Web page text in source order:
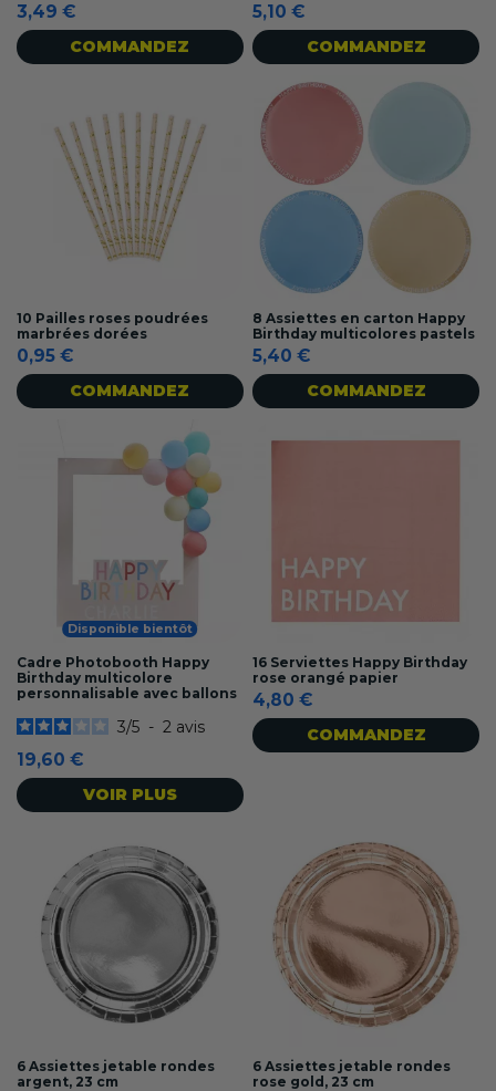
3,49 €
COMMANDEZ
5,10 €
COMMANDEZ
10 Pailles roses poudrées
marbrées dorées
0,95 €
COMMANDEZ
8 Assiettes en carton Happy
Birthday multicolores pastels
5,40 €
COMMANDEZ
Disponible bientôt
Cadre Photobooth Happy
Birthday multicolore
personnalisable avec ballons
3/5 - 2 avis
19,60 €
VOIR PLUS
16 Serviettes Happy Birthday
rose orangé papier
4,80 €
COMMANDEZ
6 Assiettes jetable rondes
argent, 23 cm
6 Assiettes jetable rondes
rose gold, 23 cm